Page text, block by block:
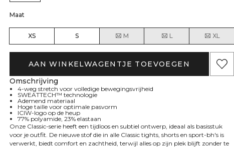
Maat
XS S M L XL
AAN WINKELWAGENTJE TOEVOEGEN
Omschrijving
4-weg stretch voor volledige bewegingsvrijheid
SWEATTECH™ technologie
Ademend materiaal
Hoge taille voor optimale pasvorm
ICIW-logo op de heup
77% polyamide, 23% elastaan
Onze Classic-serie heeft een tijdloos en subtiel ontwerp, ideaal als basisstuk
voor je outfit. De nieuwe stof die in alle Classic tights, shorts en sport-bh's is
verwerkt, biedt comfort en zachtheid, terwijl alles op zijn plek blijft zonder te